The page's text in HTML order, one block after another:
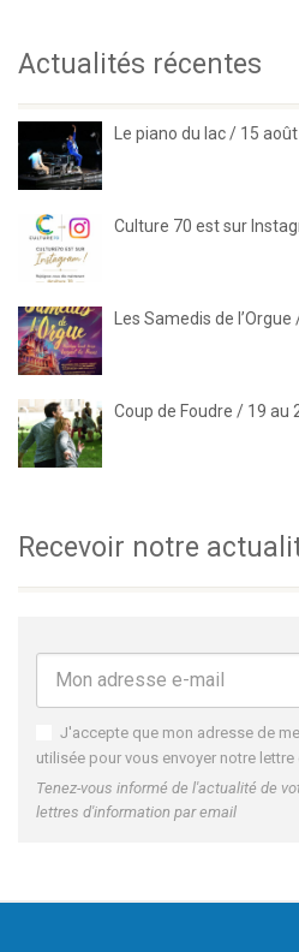
Actualités récentes
Le piano du lac / 15 août
Culture 70 est sur
Les Samedis de
Coup de Foudre / 19 au
Recevoir notre
J'accepte que mon adresse de
utilisée pour vous envoyer notre
Tenez-vous informé de l'actualité de
lettres d'information par email